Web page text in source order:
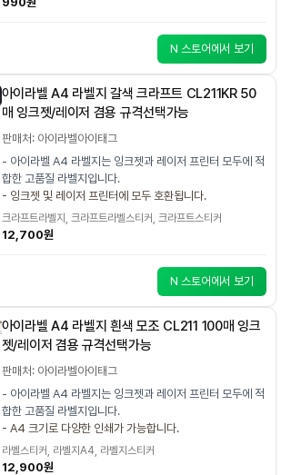
N 스토어에서 보기
아이라벨 A4 라벨지 갈색 크라프트 CL211KR 50
매 잉크젯/레이저 겸용 규격선택가능
판매처: 아이라벨아이태그
- 아이라벨 A4 라벨지는 잉크젯과 레이저 프린터 모두에 적
합한 고품질 라벨지입니다.
- 잉크젯 및 레이저 프린터에 모두 호환됩니다.
크라프트라벨지, 크라프트라벨스티커, 크라프트스티커
12,700원
N 스토어에서 보기
아이라벨 A4 라벨지 흰색 모조 CL211 100매 잉크
젯/레이저 겸용 규격선택가능
판매처: 아이라벨아이태그
- 아이라벨 A4 라벨지는 잉크젯과 레이저 프린터 모두에 적
합한 고품질 라벨지입니다.
- A4 크기로 다양한 인쇄가 가능합니다.
라벨스티커, 라벨지A4, 라벨지스티커
12,900원